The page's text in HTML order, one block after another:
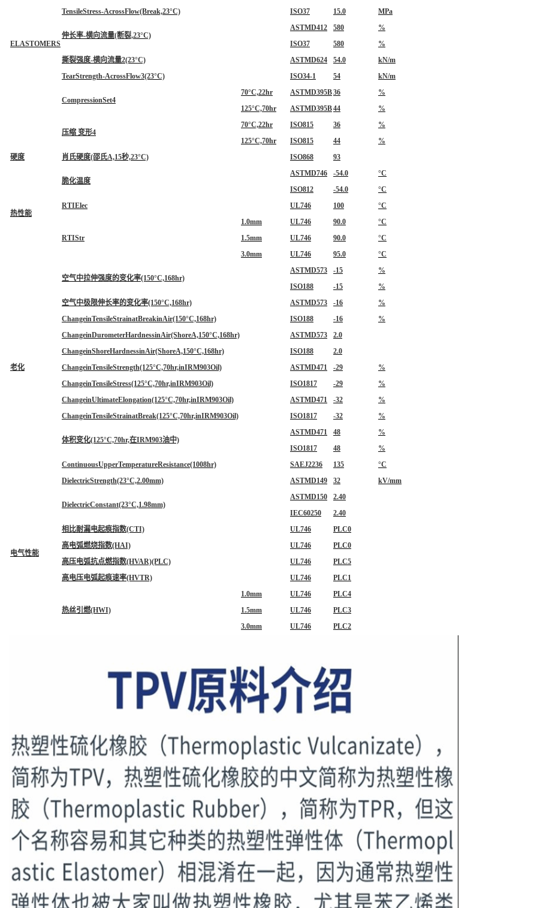
ELASTOMERS
TensileStress-AcrossFlow(Break,23°C)
ISO37 15.0 MPa
伸长率-横向流量(断裂,23°C)
ASTMD412 580
%
ISO37
580
%
撕裂强度-横向流量2(23°C)
ASTMD624 54.0
kN/m
TearStrength-AcrossFlow3(23°C)
ISO34-1 54 kN/m
CompressionSet4
70°C,22hr ASTMD395B36
%
125°C,70hr
ASTMD395B44 %
压缩 变形4
70°C,22hr ISO815 36
%
125°C,70hr
ISO815 44
%
硬度
肖氏硬度(邵氏A,15秒,23°C) ISO868 93
热性能
脆化温度
ASTMD746 -54.0
°C
ISO812
-54.0
°C
RTIElec
UL746 100 °C
RTIStr
1.0mm UL746 90.0
°C
1.5mm
UL746 90.0
°C
3.0mm
UL746 95.0 °C
老化
空气中拉伸强度的变化率(150°C,168hr)
ASTMD573 -15
%
ISO188
-15
%
空气中极限伸长率的变化率(150°C,168hr)
ASTMD573 -16
%
ChangeinTensileStrainatBreakinAir(150°C,168hr)
ISO188 -16
%
ChangeinDurometerHardnessinAir(ShoreA,150°C,168hr)
ASTMD573
2.0
ChangeinShoreHardnessinAir(ShoreA,150°C,168hr)
ISO188
2.0
ChangeinTensileStrength(125°C,70hr,inIRM903Oil)
ASTMD471 -29
%
ChangeinTensileStress(125°C,70hr,inIRM903Oil)
ISO1817 -29
%
ChangeinUltimateElongation(125°C,70hr,inIRM903Oil)
ASTMD471 -32
%
ChangeinTensileStrainatBreak(125°C,70hr,inIRM903Oil)
ISO1817 -32 %
体积变化(125°C,70hr,在IRM903油中)
ASTMD471 48
%
ISO1817
48
%
ContinuousUpperTemperatureResistance(1008hr)
SAEJ2236 135 °C
电气性能
DielectricStrength(23°C,2.00mm) ASTMD149 32 kV/mm
DielectricConstant(23°C,1.98mm)
ASTMD150
2.40
IEC60250
2.40
相比耐漏电起痕指数(CTI)
UL746
PLC0
高电弧燃烧指数(HAI)
UL746
PLC0
高压电弧抗点燃指数(HVAR)(PLC)
UL746
PLC5
高电压电弧起痕速率(HVTR)
UL746 PLC1
热丝引燃(HWI)
1.0mm UL746
PLC4
1.5mm
UL746
PLC3
3.0mm
UL746 PLC2